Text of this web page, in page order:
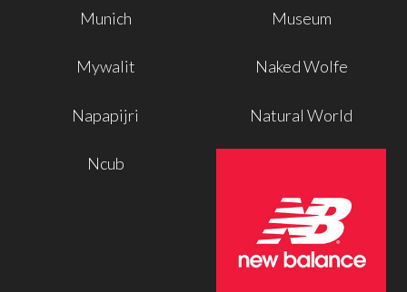
Munich Museum
Mywalit Naked Wolfe
Napapijri Natural World
Ncub